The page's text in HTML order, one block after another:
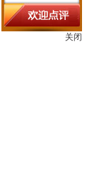
关闭